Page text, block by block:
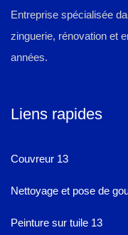
Entreprise spécialisée
zinguerie, rénovation et
années.
Liens rapides
Couvreur 13
Nettoyage et pose de
Peinture sur tuile 13